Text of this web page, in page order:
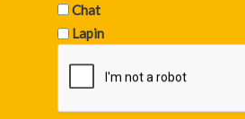
Chat
Lapin